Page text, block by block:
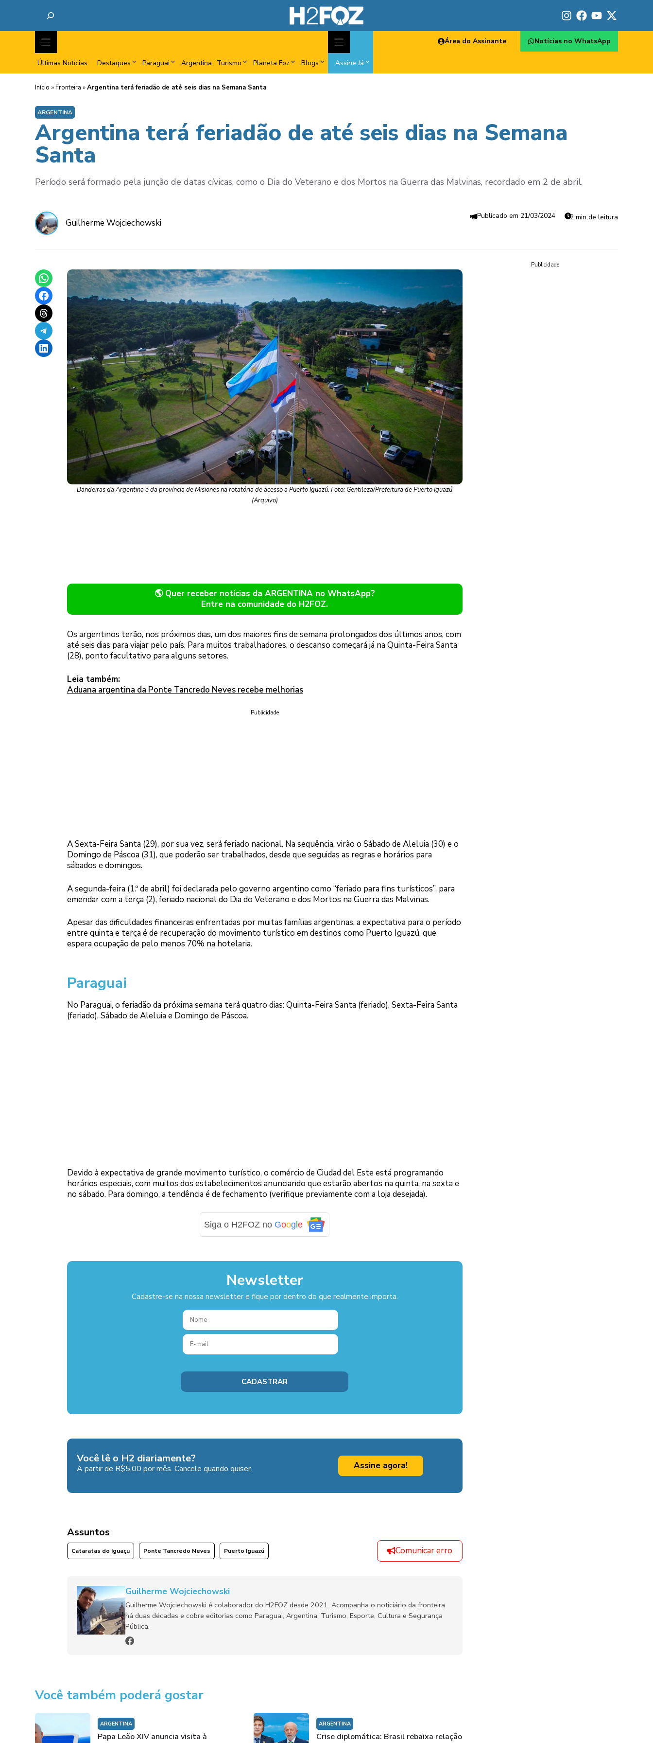
Últimas Notícias Destaques Paraguai Argentina Turismo Planeta Foz Blogs Assine Já
Área do Assinante Notícias no WhatsApp
Início »Fronteira »Argentina terá feriadão de até seis dias na Semana Santa
ARGENTINA
Argentina terá feriadão de até seis dias na Semana
Santa
Período será formado pela junção de datas cívicas, como o Dia do Veterano e dos Mortos na Guerra das Malvinas, recordado em 2 de abril.
Guilherme Wojciechowski
21/03/2024 2 min de leitura
Share on WhatsApp
Share on Facebook
Share on Threads
Share on Telegram
Share on LinkedIn
Bandeiras da Argentina e da província de Misiones na rotatória de acesso a Puerto Iguazú. Foto: Gentileza/Prefeitura de Puerto Iguazú
(Arquivo)
🌎 Quer receber notícias da ARGENTINA no WhatsApp?
Entre na comunidade do H2FOZ.
Os argentinos terão, nos próximos dias, um dos maiores fins de semana prolongados dos últimos anos, com
até seis dias para viajar pelo país. Para muitos trabalhadores, o descanso começará já na Quinta-Feira Santa
(28), ponto facultativo para alguns setores.
Leia também:
Aduana argentina da Ponte Tancredo Neves recebe melhorias
Publicidade
A Sexta-Feira Santa (29), por sua vez, será feriado nacional. Na sequência, virão o Sábado de Aleluia (30) e o
Domingo de Páscoa (31), que poderão ser trabalhados, desde que seguidas as regras e horários para
sábados e domingos.
A segunda-feira (1.º de abril) foi declarada pelo governo argentino como “feriado para fins turísticos”, para
emendar com a terça (2), feriado nacional do Dia do Veterano e dos Mortos na Guerra das Malvinas.
Apesar das dificuldades financeiras enfrentadas por muitas famílias argentinas, a expectativa para o período
entre quinta e terça é de recuperação do movimento turístico em destinos como Puerto Iguazú, que
espera ocupação de pelo menos 70% na hotelaria.
Paraguai
No Paraguai, o feriadão da próxima semana terá quatro dias: Quinta-Feira Santa (feriado), Sexta-Feira Santa
(feriado), Sábado de Aleluia e Domingo de Páscoa.
Devido à expectativa de grande movimento turístico, o comércio de Ciudad del Este está programando
horários especiais, com muitos dos estabelecimentos anunciando que estarão abertos na quinta, na sexta e
no sábado. Para domingo, a tendência é de fechamento (verifique previamente com a loja desejada).
Siga o H2FOZ no Google
Newsletter
Cadastre-se na nossa newsletter e fique por dentro do que realmente importa.
Você lê o H2 diariamente?
A partir de R$5,00 por mês. Cancele quando quiser. Assine agora!
Assuntos
Cataratas do Iguaçu Ponte Tancredo Neves Puerto Iguazú Comunicar erro
Guilherme Wojciechowski
Guilherme Wojciechowski é colaborador do H2FOZ desde 2021. Acompanha o noticiário da fronteira
há duas décadas e cobre editorias como Paraguai, Argentina, Turismo, Esporte, Cultura e Segurança
Pública.
Você também poderá gostar
ARGENTINA
Papa Leão XIV anuncia visita à
ARGENTINA
Crise diplomática: Brasil rebaixa relação
Publicidade